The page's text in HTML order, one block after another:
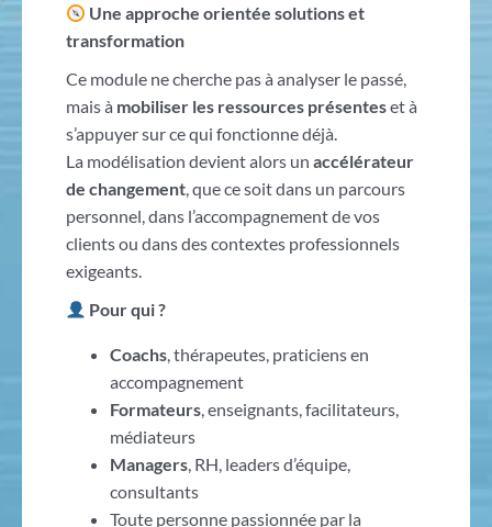
Une approche orientée solutions et
transformation
Ce module ne cherche pas à analyser le passé,
mais à mobiliser les ressources présenteset à
s’appuyer sur ce qui fonctionne déjà.
La modélisation devient alors un accélérateur
de changement, que ce soit dans un parcours
personnel, dans l’accompagnement de vos
clients ou dans des contextes professionnels
exigeants.
Pour qui ?
Coachs, thérapeutes, praticiens en
accompagnement
Formateurs, enseignants, facilitateurs,
médiateurs
Managers, RH, leaders d’équipe,
consultants
Toute personne passionnée par la